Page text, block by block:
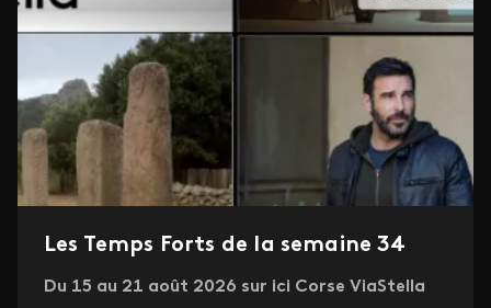
Les Temps Forts de la semaine 34
Du 15 au 21 août 2026 sur ici Corse ViaStella